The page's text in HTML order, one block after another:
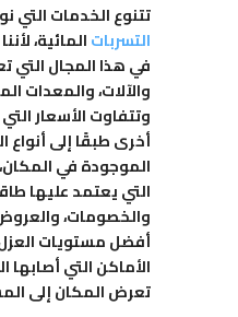
تتنوع الخدمات التي
التسرباتالمائية،
في هذا المجال التي
والآلات، والمعدات
وتتفاوت الأسعار
أخرى طبقًا إلى أنواع
الموجودة في
التي يعتمد عليها
والخصومات،
أفضل مستويات
الأماكن التي أصابها
تعرض المكان إلى